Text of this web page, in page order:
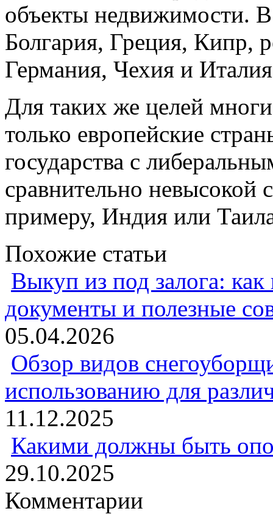
объекты недвижимости.
Болгария, Греция, Кипр,
Германия, Чехия и
Для таких же целей
только европейские
государства с
сравнительно
примеру, Индия или
Похожие статьи
Выкуп из под залога:
документы и полезные
05.04.2026
Обзор видов
использованию для
11.12.2025
Какими должны быть
29.10.2025
Комментарии